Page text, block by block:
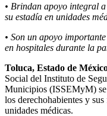
• Brindan apoyo integral
su estadía en unidades
• Son un apoyo
en hospitales durante la
Toluca, Estado de
Social del Instituto de
Municipios (ISSEMyM) se
los derechohabientes y
unidades médicas.